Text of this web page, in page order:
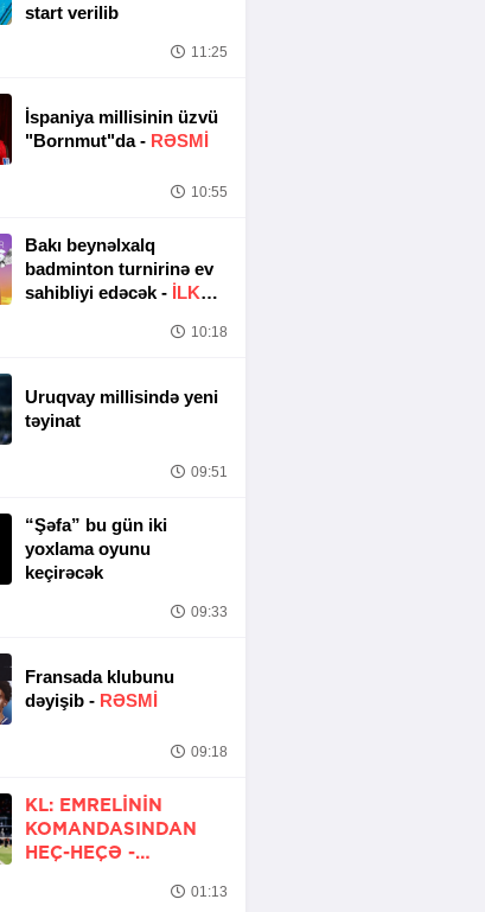
start verilib
11:25
İspaniya millisinin üzvü
"Bornmut"da - RƏSMİ
10:55
Bakı beynəlxalq
badminton turnirinə ev
sahibliyi edəcək - İLK
10:18
Uruqvay millisində yeni
təyinat
09:51
“Şəfa” bu gün iki
yoxlama oyunu
keçirəcək
09:33
Fransada klubunu
dəyişib - RƏSMİ
09:18
KL: EMRELININ
KOMANDASINDAN
HEÇ-HEÇƏ -
01:13